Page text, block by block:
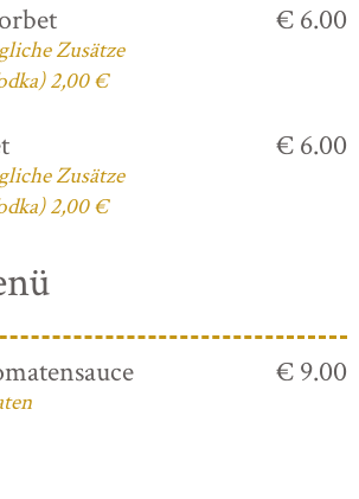
Zusätze
2,00 €
€ 6.00
Zusätze
2,00 €
€ 6.00
€ 9.00